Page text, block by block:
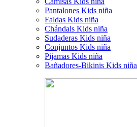
Pantalones Kids niña
Faldas Kids niña
Chándals Kids niña
Sudaderas Kids niña
Conjuntos Kids niña
Pijamas Kids niña
Bañadores-Bikinis Kids niña